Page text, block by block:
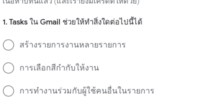
1. Tasks ใน Gmail ช่วยให้ทำสิ่งใดต่อไปนี้ได้
สร้างรายการงานหลายรายการ
การเลือกสีกำกับให้งาน
การทำงานร่วมกับผู้ใช้คนอื่นในรายการ